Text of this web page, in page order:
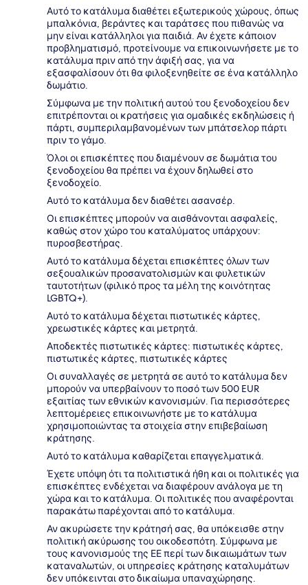
Αυτό το κατάλυμα διαθέτει εξωτερικούς χώρους, όπως
μπαλκόνια, βεράντες και ταράτσες που πιθανώς να
μην είναι κατάλληλοι για παιδιά. Αν έχετε κάποιον
προβληματισμό, προτείνουμε να επικοινωνήσετε με το
κατάλυμα πριν από την άφιξή σας, για να
εξασφαλίσουν ότι θα φιλοξενηθείτε σε ένα κατάλληλο
δωμάτιο.
Σύμφωνα με την πολιτική αυτού του ξενοδοχείου δεν
επιτρέπονται οι κρατήσεις για ομαδικές εκδηλώσεις ή
πάρτι, συμπεριλαμβανομένων των μπάτσελορ πάρτι
πριν το γάμο.
Όλοι οι επισκέπτες που διαμένουν σε δωμάτια του
ξενοδοχείου θα πρέπει να έχουν δηλωθεί στο
ξενοδοχείο.
Αυτό το κατάλυμα δεν διαθέτει ασανσέρ.
Οι επισκέπτες μπορούν να αισθάνονται ασφαλείς,
καθώς στον χώρο του καταλύματος υπάρχουν:
πυροσβεστήρας.
Αυτό το κατάλυμα δέχεται επισκέπτες όλων των
σεξουαλικών προσανατολισμών και φυλετικών
ταυτοτήτων (φιλικό προς τα μέλη της κοινότητας
LGBTQ+).
Αυτό το κατάλυμα δέχεται πιστωτικές κάρτες,
χρεωστικές κάρτες και μετρητά.
Αποδεκτές πιστωτικές κάρτες: πιστωτικές κάρτες,
πιστωτικές κάρτες, πιστωτικές κάρτες
Οι συναλλαγές σε μετρητά σε αυτό το κατάλυμα δεν
μπορούν να υπερβαίνουν το ποσό των 500 EUR
εξαιτίας των εθνικών κανονισμών. Για περισσότερες
λεπτομέρειες επικοινωνήστε με το κατάλυμα
χρησιμοποιώντας τα στοιχεία στην επιβεβαίωση
κράτησης.
Αυτό το κατάλυμα καθαρίζεται επαγγελματικά.
Έχετε υπόψη ότι τα πολιτιστικά ήθη και οι πολιτικές για
επισκέπτες ενδέχεται να διαφέρουν ανάλογα με τη
χώρα και το κατάλυμα. Οι πολιτικές που αναφέρονται
παρακάτω παρέχονται από το κατάλυμα.
Αν ακυρώσετε την κράτησή σας, θα υπόκεισθε στην
πολιτική ακύρωσης του οικοδεσπότη. Σύμφωνα με
τους κανονισμούς της ΕΕ περί των δικαιωμάτων των
καταναλωτών, οι υπηρεσίες κράτησης καταλυμάτων
δεν υπόκεινται στο δικαίωμα υπαναχώρησης.